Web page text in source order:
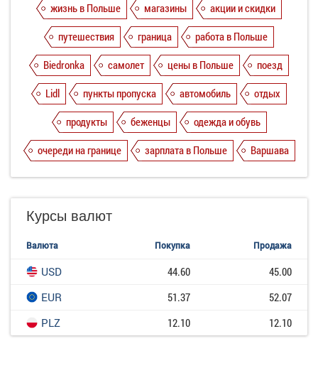
жизнь в Польше магазины
акции и скидки
путешествия
граница
работа в Польше
Biedronka
самолет цены в Польше
поезд
Lidl
пункты пропуска автомобиль
отдых
продукты
беженцы
одежда и обувь
очереди на границе
зарплата в Польше Варшава
Курсы валют
Валюта Покупка Продажа
USD 44.60
45.00
EUR
51.37
52.07
PLZ
12.10 12.10